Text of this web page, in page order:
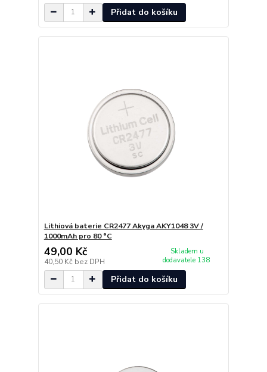
Přidat do košíku
Lithiová baterie CR2477 Akyga AKY1048 3V /
1000mAh pro 80 °C
49,00 Kč
40,50 Kč bez DPH
Skladem u
dodavatele 138
Přidat do košíku